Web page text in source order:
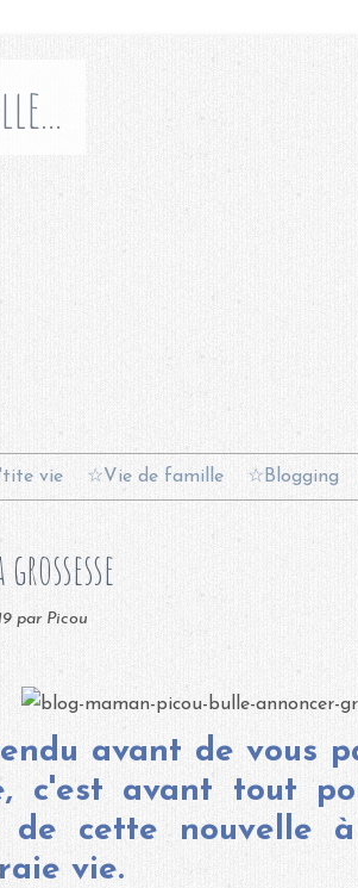
vie ☆Vie de famille ☆Blogging
par Picou
avant de vous
c'est avant tout
de cette nouvelle à
vie.